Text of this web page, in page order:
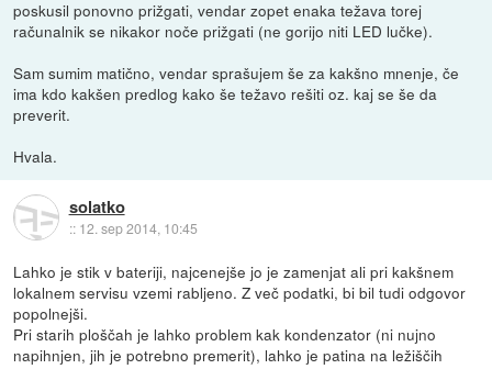
poskusil ponovno prižgati, vendar zopet enaka težava torej
računalnik se nikakor noče prižgati (ne gorijo niti LED lučke).
Sam sumim matično, vendar sprašujem še za kakšno mnenje, če
ima kdo kakšen predlog kako še težavo rešiti oz. kaj se še da
preverit.
Hvala.
solatko
:: 12. sep 2014, 10:45
Lahko je stik v bateriji, najcenejše jo je zamenjat ali pri kakšnem
lokalnem servisu vzemi rabljeno. Z več podatki, bi bil tudi odgovor
popolnejši.
Pri starih ploščah je lahko problem kak kondenzator (ni nujno
napihnjen, jih je potrebno premerit), lahko je patina na ležiščih